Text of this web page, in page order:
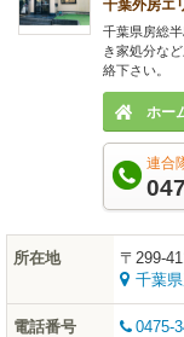
千葉外房エ
千葉県房総
き家処分な
絡下さい。
ホー
連合
所在地
〒299-
千葉
電話番号 0475-